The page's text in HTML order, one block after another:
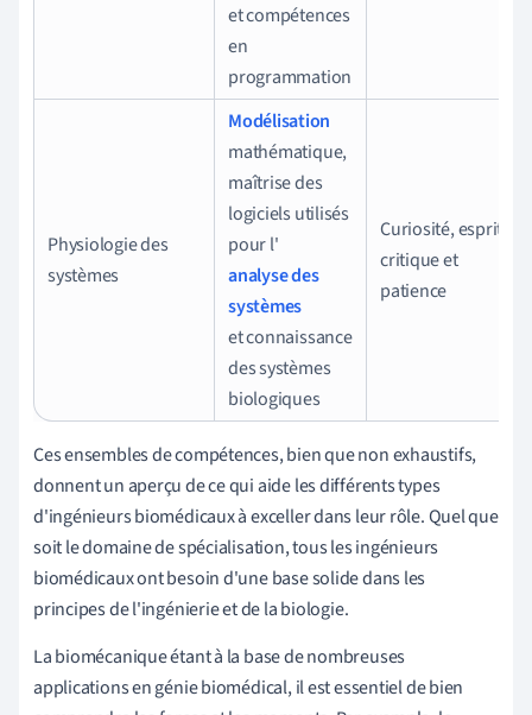
et compétences
en
programmation
Physiologie des
systèmes
Modélisation
mathématique,
maîtrise des
logiciels utilisés
pour l'
analyse des
systèmes
et connaissance
des systèmes
biologiques
Curiosité, esprit
critique et
patience
Ces ensembles de compétences, bien que non exhaustifs,
donnent un aperçu de ce qui aide les différents types
d'ingénieurs biomédicaux à exceller dans leur rôle. Quel que
soit le domaine de spécialisation, tous les ingénieurs
biomédicaux ont besoin d'une base solide dans les
principes de l'ingénierie et de la biologie.
La biomécanique étant à la base de nombreuses
applications en génie biomédical, il est essentiel de bien